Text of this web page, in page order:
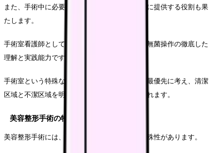
また、手術中に必要となる追加の物品を無菌的に提供する役割も果
たします。
手術室看護師として基本的に求められるのは、無菌操作の徹底した
理解と実践能力です。
手術室という特殊な環境では、常に感染予防を最優先に考え、清潔
区域と不潔区域を明確に区別した行動が求められます。
美容整形手術の特殊性
美容整形手術には、一般外科手術とは異なる特殊性があります。